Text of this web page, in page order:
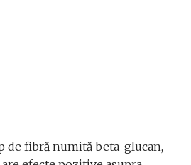
de fibră numită beta-glucan,